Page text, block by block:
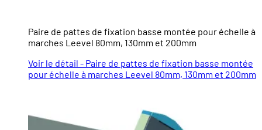
Paire de pattes de fixation basse montée pour échelle à
marches Leevel 80mm, 130mm et 200mm
Voir le détail - Paire de pattes de fixation basse montée
pour échelle à marches Leevel 80mm, 130mm et 200mm